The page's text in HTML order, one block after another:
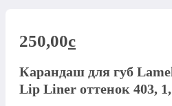
250,00c
Карандаш для губ
Lip Liner оттенок 403,